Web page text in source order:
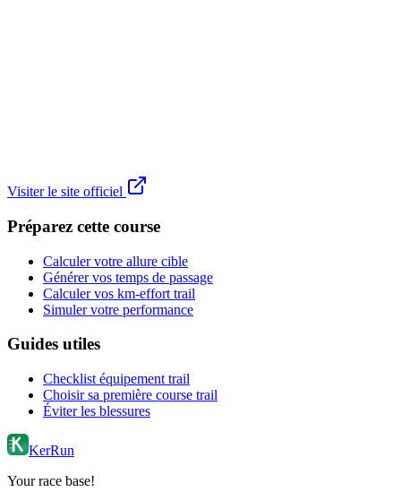
Visiter le site officiel
Préparez cette course
Calculer votre allure cible
Générer vos temps de passage
Calculer vos km-effort trail
Simuler votre performance
Guides utiles
Checklist équipement trail
Choisir sa première course trail
Éviter les blessures
KerRun
Your race base!